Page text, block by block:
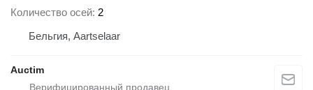
Количество осей 2
Бельгия, Aartselaar
Auctim